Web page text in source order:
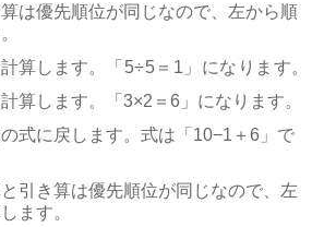
は優先順位が同じなので、左から順
算します。
「5÷5＝1」になります。
算します。「3×2＝6」になります。
式に戻します。式は「10−1＋6」で
引き算は優先順位が同じなので、左
ます。